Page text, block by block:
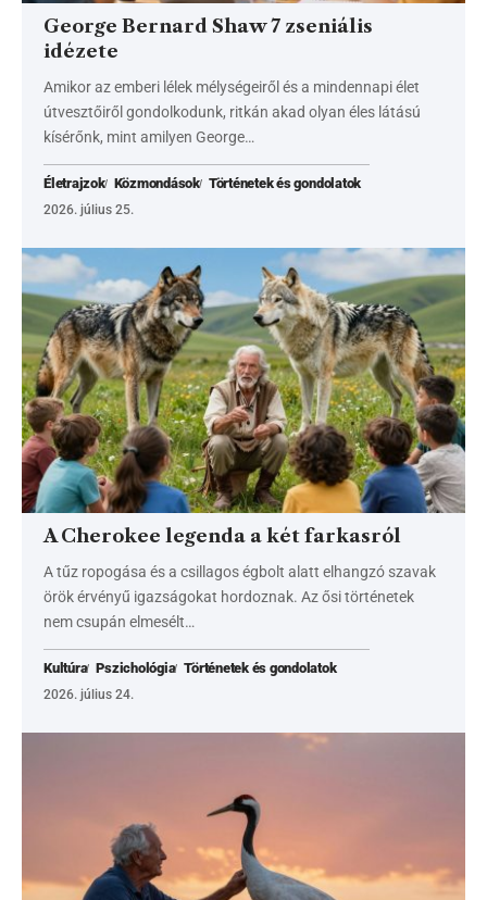
George Bernard Shaw 7 zseniális
idézete
Amikor az emberi lélek mélységeiről és a mindennapi élet
útvesztőiről gondolkodunk, ritkán akad olyan éles látású
kísérőnk, mint amilyen George…
Életrajzok Közmondások Történetek és gondolatok
2026. július 25.
A Cherokee legenda a két farkasról
A tűz ropogása és a csillagos égbolt alatt elhangzó szavak
örök érvényű igazságokat hordoznak. Az ősi történetek
nem csupán elmesélt…
Kultúra Pszichológia Történetek és gondolatok
2026. július 24.